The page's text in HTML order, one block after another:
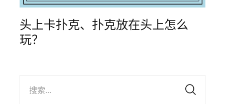
头上卡扑克、扑克放在头上怎么
玩？
搜索...